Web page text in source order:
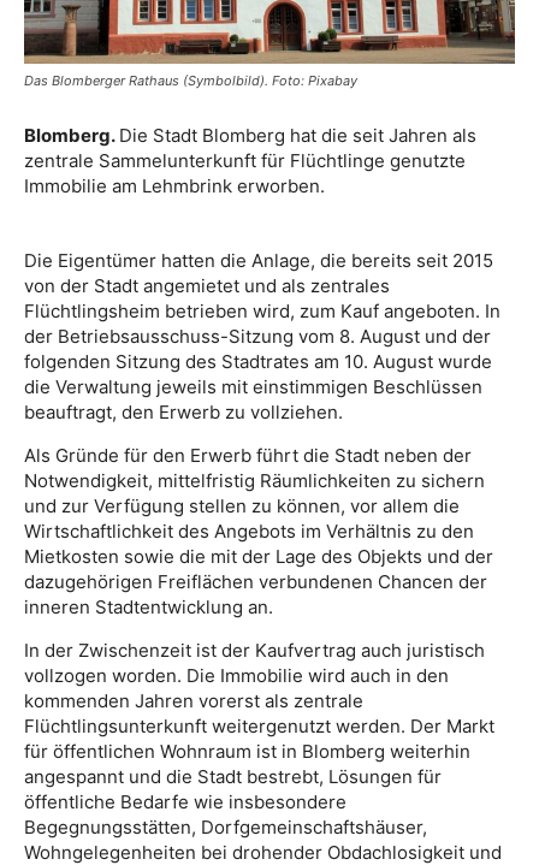
Das Blomberger Rathaus (Symbolbild). Foto: Pixabay
Blomberg. Die Stadt Blomberg hat die seit Jahren als
zentrale Sammelunterkunft für Flüchtlinge genutzte
Immobilie am Lehmbrink erworben.
Die Eigentümer hatten die Anlage, die bereits seit 2015
von der Stadt angemietet und als zentrales
Flüchtlingsheim betrieben wird, zum Kauf angeboten. In
der Betriebsausschuss-Sitzung vom 8. August und der
folgenden Sitzung des Stadtrates am 10. August wurde
die Verwaltung jeweils mit einstimmigen Beschlüssen
beauftragt, den Erwerb zu vollziehen.
Als Gründe für den Erwerb führt die Stadt neben der
Notwendigkeit, mittelfristig Räumlichkeiten zu sichern
und zur Verfügung stellen zu können, vor allem die
Wirtschaftlichkeit des Angebots im Verhältnis zu den
Mietkosten sowie die mit der Lage des Objekts und der
dazugehörigen Freiflächen verbundenen Chancen der
inneren Stadtentwicklung an.
In der Zwischenzeit ist der Kaufvertrag auch juristisch
vollzogen worden. Die Immobilie wird auch in den
kommenden Jahren vorerst als zentrale
Flüchtlingsunterkunft weitergenutzt werden. Der Markt
für öffentlichen Wohnraum ist in Blomberg weiterhin
angespannt und die Stadt bestrebt, Lösungen für
öffentliche Bedarfe wie insbesondere
Begegnungsstätten, Dorfgemeinschaftshäuser,
Wohngelegenheiten bei drohender Obdachlosigkeit und